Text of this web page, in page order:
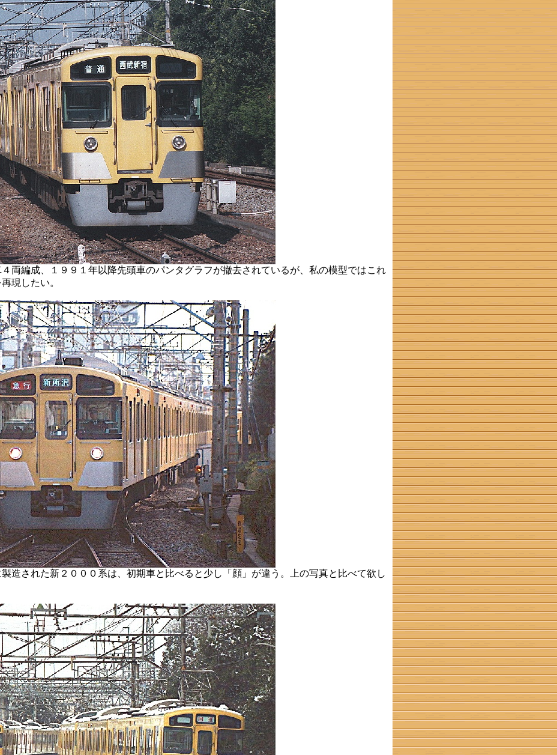
両編成、１９９１年以降先頭車のパンタグラフが撤去されているが、私の模型ではこれ
現したい。
造された新２０００系は、初期車と比べると少し「顔」が違う。上の写真と比べて欲し